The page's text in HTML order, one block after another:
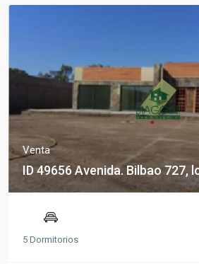
Venta
ID 49656 Avenida. Bilbao 727,
5 Dormitorios